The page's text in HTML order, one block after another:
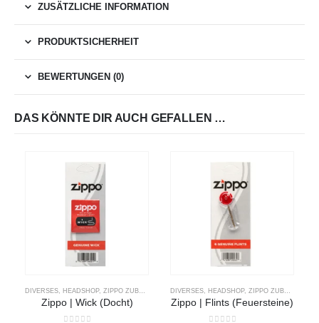
ZUSÄTZLICHE INFORMATION
PRODUKTSICHERHEIT
BEWERTUNGEN (0)
DAS KÖNNTE DIR AUCH GEFALLEN …
DIVERSES HEADSHOP, ZIPPO ZUBEHÖR
Zippo | Wick (Docht)
DIVERSES HEADSHOP, ZIPPO ZUBEHÖR
Zippo | Flints (Feuersteine)